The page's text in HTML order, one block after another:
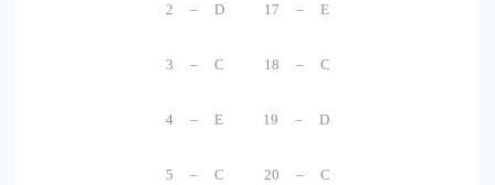
2 – D 17 – E
3 – C 18 – C
4 – E 19 – D
5 – C 20 – C